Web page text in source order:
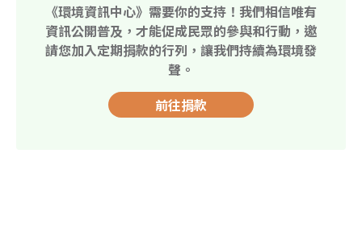
《環境資訊中心》需要你的支持！我們相信唯有
資訊公開普及，才能促成民眾的參與和行動，邀
請您加入定期捐款的行列，讓我們持續為環境發
聲。
前往捐款